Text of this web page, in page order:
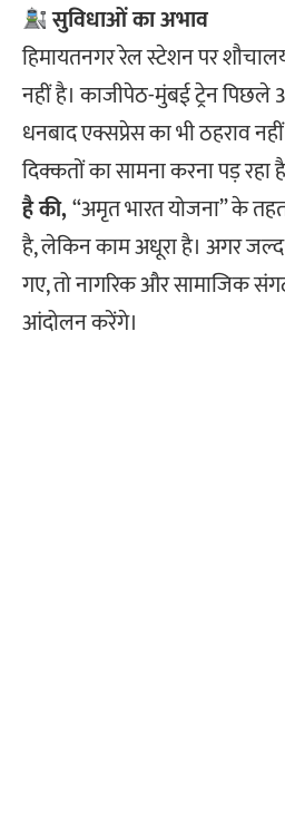
सुविधाओं का अभाव
हिमायतनगर रेल स्टेशन पर
नहीं है। काजीपेठ-मुंबई ट्रेन पिछले
धनबाद एक्सप्रेस का भी ठहराव नहीं
दिक्कतों का सामना करना पड़ रहा
है की,“अमृत भारत योजना” के
है, लेकिन काम अधूरा है। अगर
गए, तो नागरिक और सामाजिक
आंदोलन करेंगे।